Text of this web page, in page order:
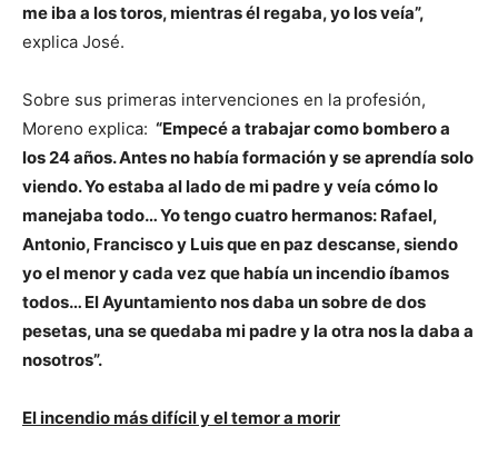
me iba a los toros, mientras él regaba, yo los veía”,
explica José.
Sobre sus primeras intervenciones en la profesión,
Moreno explica: “Empecé a trabajar como bombero a
los 24 años. Antes no había formación y se aprendía solo
viendo. Yo estaba al lado de mi padre y veía cómo lo
manejaba todo… Yo tengo cuatro hermanos: Rafael,
Antonio, Francisco y Luis que en paz descanse, siendo
yo el menor y cada vez que había un incendio íbamos
todos… El Ayuntamiento nos daba un sobre de dos
pesetas, una se quedaba mi padre y la otra nos la daba a
nosotros”.
El incendio más difícil y el temor a morir